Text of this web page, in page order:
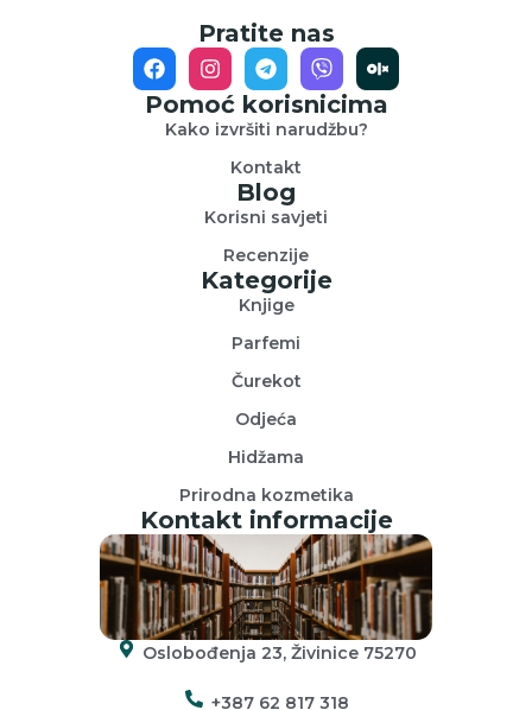
Pratite nas
Pomoć korisnicima
Kako izvršiti narudžbu?
Kontakt
Blog
Korisni savjeti
Recenzije
Kategorije
Knjige
Parfemi
Čurekot
Odjeća
Hidžama
Prirodna kozmetika
Kontakt informacije
Oslobođenja 23, Živinice 75270
+387 62 817 318